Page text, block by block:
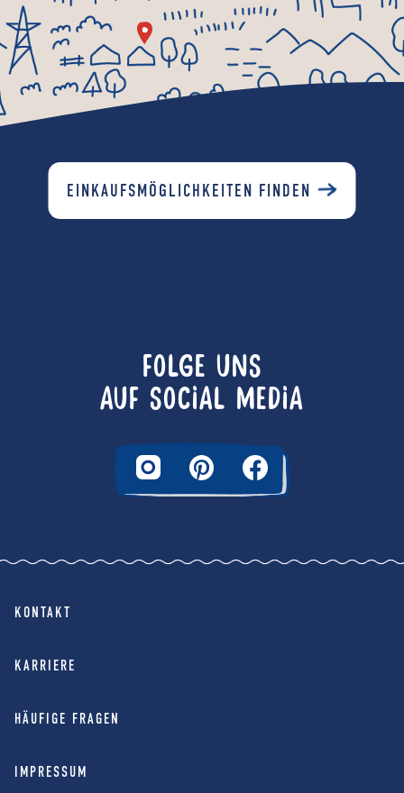
EINKAUFSMÖGLICHKEITEN FINDEN
FOLGE UNS
AUF SOCIAL MEDIA
KONTAKT
KARRIERE
HÄUFIGE FRAGEN
IMPRESSUM